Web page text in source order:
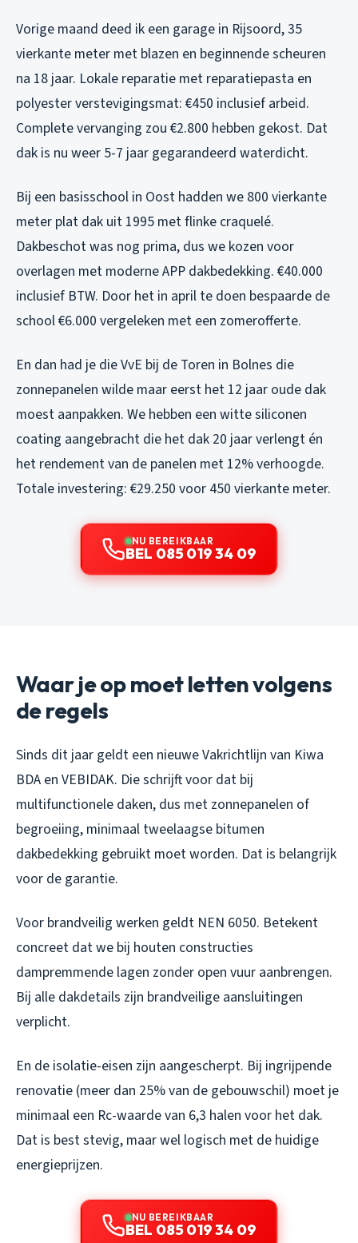
Vorige maand deed ik een garage in Rijsoord, 35
vierkante meter met blazen en beginnende scheuren
na 18 jaar. Lokale reparatie met reparatiepasta en
polyester verstevigingsmat: €450 inclusief arbeid.
Complete vervanging zou €2.800 hebben gekost. Dat
dak is nu weer 5-7 jaar gegarandeerd waterdicht.
Bij een basisschool in Oost hadden we 800 vierkante
meter plat dak uit 1995 met flinke craquelé.
Dakbeschot was nog prima, dus we kozen voor
overlagen met moderne APP dakbedekking. €40.000
inclusief BTW. Door het in april te doen bespaarde de
school €6.000 vergeleken met een zomerofferte.
En dan had je die VvE bij de Toren in Bolnes die
zonnepanelen wilde maar eerst het 12 jaar oude dak
moest aanpakken. We hebben een witte siliconen
coating aangebracht die het dak 20 jaar verlengt én
het rendement van de panelen met 12% verhoogde.
Totale investering: €29.250 voor 450 vierkante meter.
NU BEREIKBAAR
BEL 085 019 34 09
Waar je op moet letten volgens
de regels
Sinds dit jaar geldt een nieuwe Vakrichtlijn van Kiwa
BDA en VEBIDAK. Die schrijft voor dat bij
multifunctionele daken, dus met zonnepanelen of
begroeiing, minimaal tweelaagse bitumen
dakbedekking gebruikt moet worden. Dat is belangrijk
voor de garantie.
Voor brandveilig werken geldt NEN 6050. Betekent
concreet dat we bij houten constructies
dampremmende lagen zonder open vuur aanbrengen.
Bij alle dakdetails zijn brandveilige aansluitingen
verplicht.
En de isolatie-eisen zijn aangescherpt. Bij ingrijpende
renovatie (meer dan 25% van de gebouwschil) moet je
minimaal een Rc-waarde van 6,3 halen voor het dak.
Dat is best stevig, maar wel logisch met de huidige
energieprijzen.
NU BEREIKBAAR
BEL 085 019 34 09